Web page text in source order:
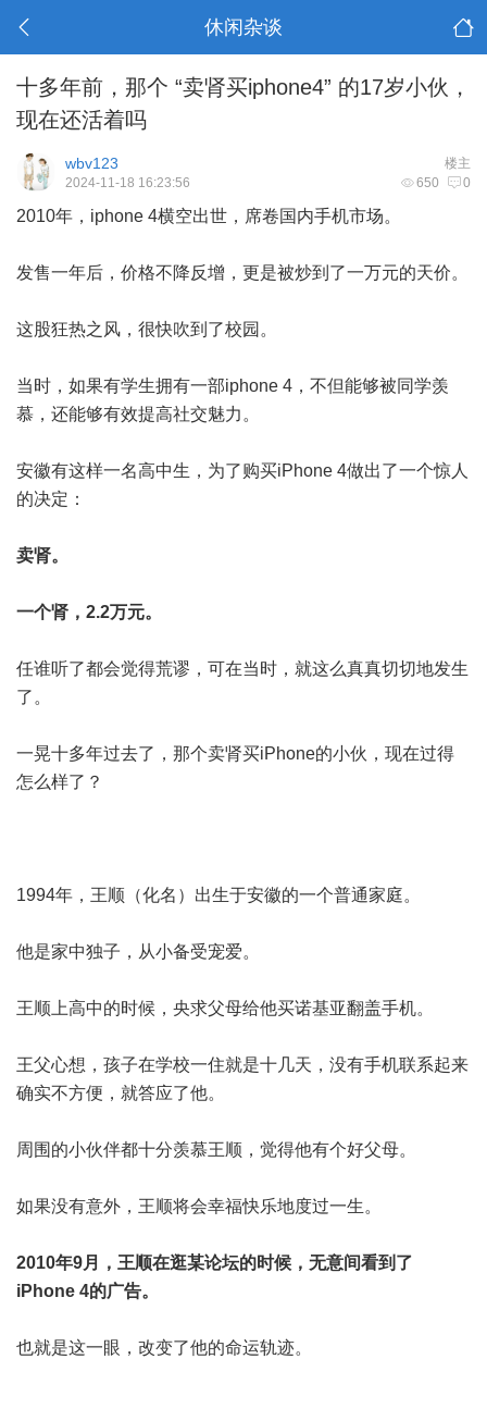
休闲杂谈
十多年前，那个 “卖肾买iphone4” 的17岁小伙，
现在还活着吗
楼主
wbv123
650 0
2024-11-18 16:23:56
2010年，iphone 4横空出世，席卷国内手机市场。
发售一年后，价格不降反增，更是被炒到了一万元的天价。
这股狂热之风，很快吹到了校园。
当时，如果有学生拥有一部iphone 4，不但能够被同学羡
慕，还能够有效提高社交魅力。
安徽有这样一名高中生，为了购买iPhone 4做出了一个惊人
的决定：
卖肾。
一个肾，2.2万元。
任谁听了都会觉得荒谬，可在当时，就这么真真切切地发生
了。
一晃十多年过去了，那个卖肾买iPhone的小伙，现在过得
怎么样了？
1994年，王顺（化名）出生于安徽的一个普通家庭。
他是家中独子，从小备受宠爱。
王顺上高中的时候，央求父母给他买诺基亚翻盖手机。
王父心想，孩子在学校一住就是十几天，没有手机联系起来
确实不方便，就答应了他。
周围的小伙伴都十分羡慕王顺，觉得他有个好父母。
如果没有意外，王顺将会幸福快乐地度过一生。
2010年9月，王顺在逛某论坛的时候，无意间看到了
iPhone 4的广告。
也就是这一眼，改变了他的命运轨迹。